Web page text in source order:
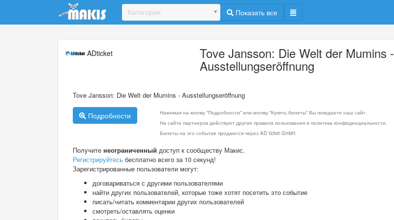
Update cookies preferences
Категория Показать все
ADticket Tove Jansson: Die Welt der Mumins -
Ausstellungseröffnung
Tove Jansson: Die Welt der Mumins - Ausstellungseröffnung
Подробности
Нажимая на кнопку "Подробности" или кнопку "Купить билеты" Вы покидаете наш сайт.
На сайте партнеров действуют другие правила пользования и политика конфиденциальности.
Билеты на это событие продаются через AD ticket GmbH.
Получите неограниченный доступ к сообществу Макис.
Регистрируйтесь бесплатно всего за 10 секунд!
Зарегистрированные пользователи могут:
договариваться с другими пользователями
найти других пользователей, которые тоже хотят посетить это событие
писать/читать комментарии других пользователей
смотреть/оставлять оценки